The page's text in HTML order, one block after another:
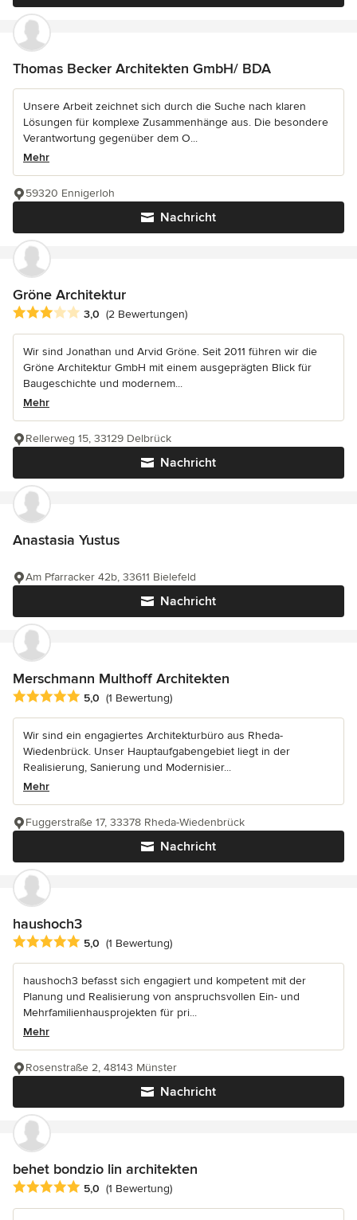
Thomas Becker Architekten GmbH/ BDA
Unsere Arbeit zeichnet sich durch die Suche nach klaren
Lösungen für komplexe Zusammenhänge aus. Die besondere
Verantwortung gegenüber dem O...
Mehr
Nachricht
59320 Ennigerloh
Gröne Architektur
Durchschnittliche Bewertung: 3 von 5 Sternen
3,0 (2 Bewertungen)
Wir sind Jonathan und Arvid Gröne. Seit 2011 führen wir die
Gröne Architektur GmbH mit einem ausgeprägten Blick für
Baugeschichte und modernem...
Mehr
Nachricht
Rellerweg 15, 33129 Delbrück
Anastasia Yustus
Nachricht
Am Pfarracker 42b, 33611 Bielefeld
Merschmann Multhoff Architekten
Durchschnittliche Bewertung: 5 von 5 Sternen
5,0 (1 Bewertung)
Wir sind ein engagiertes Architekturbüro aus Rheda-
Wiedenbrück. Unser Hauptaufgabengebiet liegt in der
Realisierung, Sanierung und Modernisier...
Mehr
Nachricht
Fuggerstraße 17, 33378 Rheda-Wiedenbrück
haushoch3
Durchschnittliche Bewertung: 5 von 5 Sternen
5,0 (1 Bewertung)
haushoch3 befasst sich engagiert und kompetent mit der
Planung und Realisierung von anspruchsvollen Ein- und
Mehrfamilienhausprojekten für pri...
Mehr
Nachricht
Rosenstraße 2, 48143 Münster
behet bondzio lin architekten
Durchschnittliche Bewertung: 5 von 5 Sternen
5,0 (1 Bewertung)